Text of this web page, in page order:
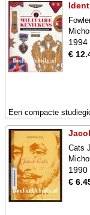
1994
€
Een compacte
Cats
1990
€